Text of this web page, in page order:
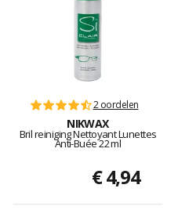
2 oordelen
NIKWAX
Bril reiniging Nettoyant Lunettes
Anti-Buée 22 ml
€ 4,94